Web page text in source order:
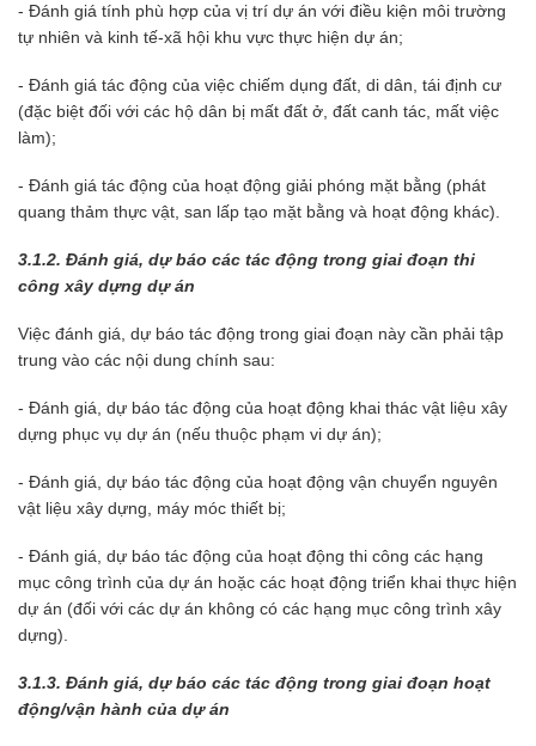
- Đánh giá tính phù hợp của vị trí dự án với điều kiện môi trường
tự nhiên và kinh tế-xã hội khu vực thực hiện dự án;
- Đánh giá tác động của việc chiếm dụng đất, di dân, tái định cư
(đặc biệt đối với các hộ dân bị mất đất ở, đất canh tác, mất việc
làm);
- Đánh giá tác động của hoạt động giải phóng mặt bằng (phát
quang thảm thực vật, san lấp tạo mặt bằng và hoạt động khác).
3.1.2. Đánh giá, dự báo các tác động trong giai đoạn thi
công xây dựng dự án
Việc đánh giá, dự báo tác động trong giai đoạn này cần phải tập
trung vào các nội dung chính sau:
- Đánh giá, dự báo tác động của hoạt động khai thác vật liệu xây
dựng phục vụ dự án (nếu thuộc phạm vi dự án);
- Đánh giá, dự báo tác động của hoạt động vận chuyển nguyên
vật liệu xây dựng, máy móc thiết bị;
- Đánh giá, dự báo tác động của hoạt động thi công các hạng
mục công trình của dự án hoặc các hoạt động triển khai thực hiện
dự án (đối với các dự án không có các hạng mục công trình xây
dựng).
3.1.3. Đánh giá, dự báo các tác động trong giai đoạn hoạt
động/vận hành của dự án